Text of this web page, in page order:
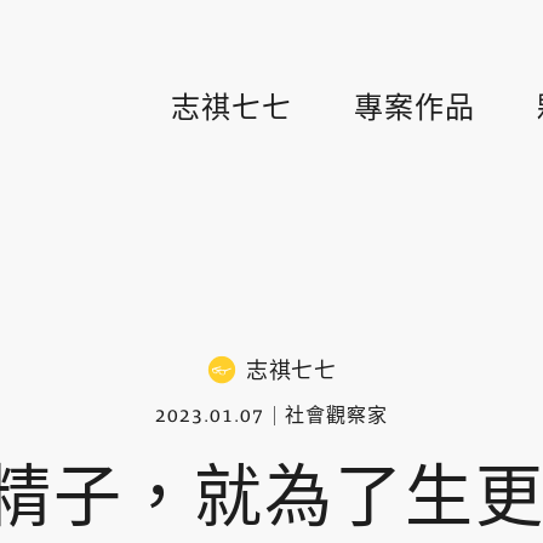
志祺七七 專案作品
志祺七七
2023.01.07 社會觀察家
子，就為了生